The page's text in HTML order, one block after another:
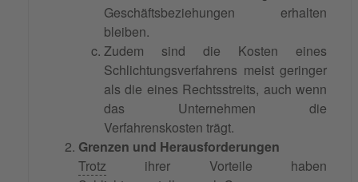
Geschäftsbeziehungen erhalten
bleiben.
Zudem sind die Kosten eines
Schlichtungsverfahrens meist geringer
als die eines Rechtsstreits, auch wenn
das Unternehmen die
Verfahrenskosten trägt.
Grenzen und Herausforderungen
Trotz ihrer Vorteile haben